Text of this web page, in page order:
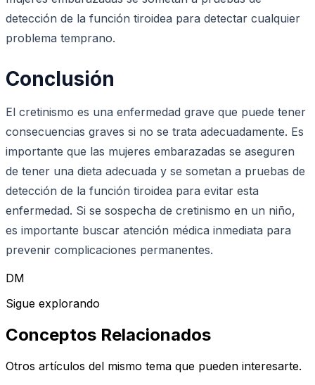
detección de la función tiroidea para detectar cualquier
problema temprano.
Conclusión
El cretinismo es una enfermedad grave que puede tener
consecuencias graves si no se trata adecuadamente. Es
importante que las mujeres embarazadas se aseguren
de tener una dieta adecuada y se sometan a pruebas de
detección de la función tiroidea para evitar esta
enfermedad. Si se sospecha de cretinismo en un niño,
es importante buscar atención médica inmediata para
prevenir complicaciones permanentes.
DM
Sigue explorando
Conceptos Relacionados
Otros artículos del mismo tema que pueden interesarte.